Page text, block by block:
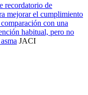
recordatorio de
mejorar el cumplimiento
con una
habitual, pero no
JACI